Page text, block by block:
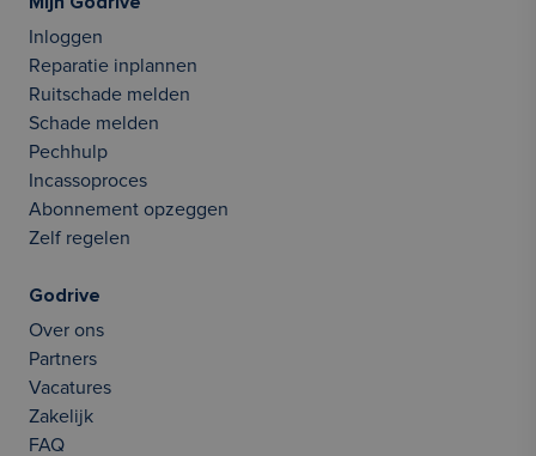
Inloggen
Reparatie inplannen
Ruitschade melden
Schade melden
Pechhulp
Incassoproces
Abonnement opzeggen
Zelf regelen
Godrive
Over ons
Partners
Vacatures
Zakelijk
FAQ